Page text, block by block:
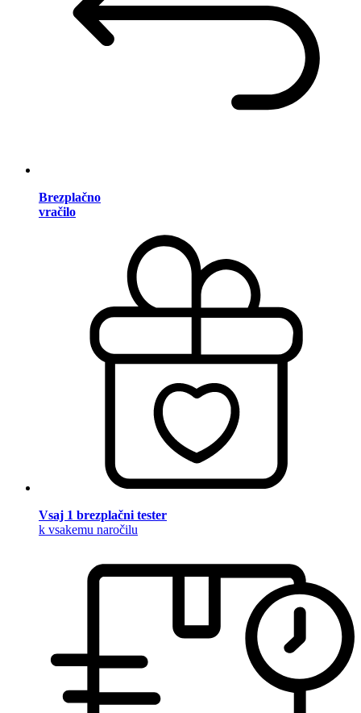
Brezplačno
vračilo
Vsaj 1 brezplačni tester
k vsakemu naročilu